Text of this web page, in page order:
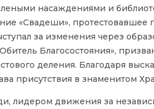
насаждениями и
«Свадеши», протестовавшее
за изменения через
Благосостояния»,
деления. Благодаря
присутствия в знаменитом
лидером движения за